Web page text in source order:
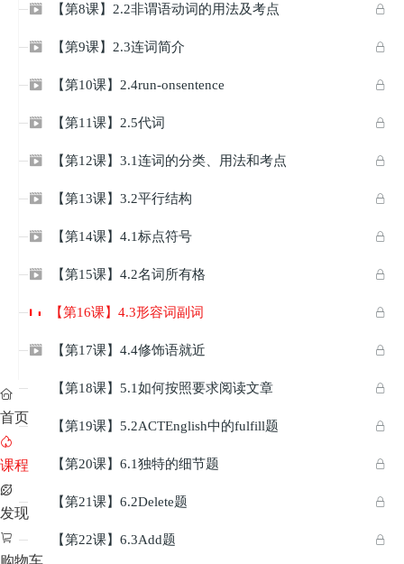

 【第8课】2.2非谓语动词的用法及考点

 【第9课】2.3连词简介

 【第10课】2.4run-onsentence

 【第11课】2.5代词

 【第12课】3.1连词的分类、用法和考点

 【第13课】3.2平行结构

 【第14课】4.1标点符号

 【第15课】4.2名词所有格

【第16课】4.3形容词副词

 【第17课】4.4修饰语就近

【第18课】5.1如何按照要求阅读文章

【第19课】5.2ACTEnglish中的fulfill题

【第20课】6.1独特的细节题

【第21课】6.2Delete题

【第22课】6.3Add题

首页

课程

发现

购物车